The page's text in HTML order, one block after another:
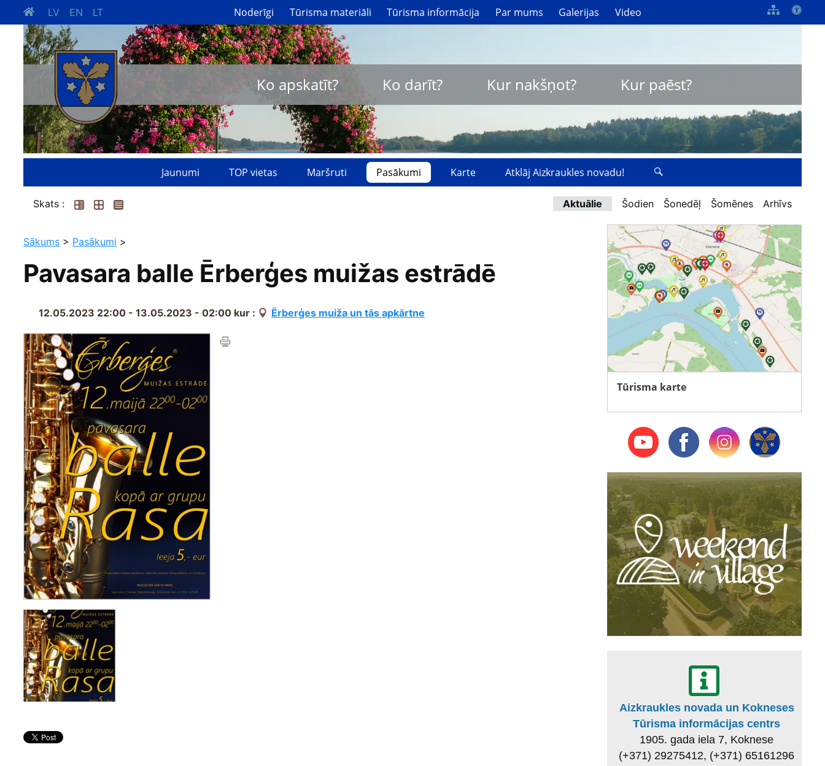
LV EN LT Noderīgi Tūrisma materiāli Tūrisma informācija Par mums Galerijas Video
Ko apskatīt? Ko darīt? Kur nakšņot? Kur paēst?
Jaunumi TOP vietas Maršruti Pasākumi Karte Atklāj Aizkraukles novadu!
Skats : Aktuālie Šodien Šonedēļ Šomēnes Arhīvs
Sākums > Pasākumi >
Pavasara balle Ērberģes muižas estrādē
12.05.2023 22:00 - 13.05.2023 - 02:00 kur : Ērberģes muiža un tās apkārtne
Tūrisma karte
Aizkraukles novada un Kokneses
Tūrisma informācijas centrs
1905. gada iela 7, Koknese
(+371) 29275412, (+371) 65161296